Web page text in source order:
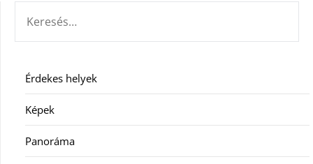
Érdekes helyek
Képek
Panoráma